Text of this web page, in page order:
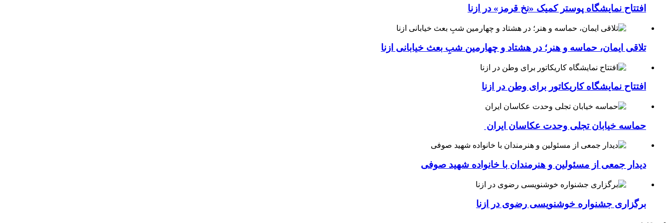
افتتاح نمایشگاه پوستر کمیک «نخ قرمز» در ازنا
تلاقی ایمان، حماسه و هنر؛ در هشتاد و چهارمین شبِ بعث خیابانی ازنا
افتتاح نمایشگاه کاریکاتور برای وطن در ازنا
حماسه خیابان تجلی وحدت عکاسان ایران
دیدار جمعی از مسئولین و هنرمندان با خانواده شهید صوفی
برگزاری جشنواره خوشنویسی رضوی در ازنا